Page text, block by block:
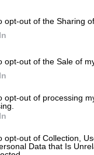
opt-out of the Sharing
opt-out of the Sale of
opt-out of processing
opt-out of Collection,
Data that Is